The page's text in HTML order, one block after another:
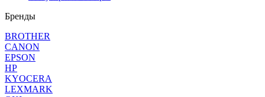
Бренды
BROTHER
CANON
EPSON
HP
KYOCERA
LEXMARK